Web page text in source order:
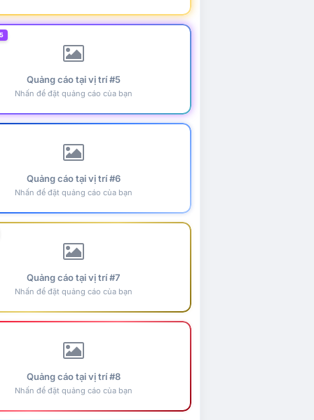
Quảng cáo tại vị trí #5
Nhấn để đặt quảng cáo của bạn
Quảng cáo tại vị trí #6
Nhấn để đặt quảng cáo của bạn
Quảng cáo tại vị trí #7
Nhấn để đặt quảng cáo của bạn
Quảng cáo tại vị trí #8
Nhấn để đặt quảng cáo của bạn